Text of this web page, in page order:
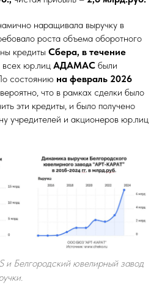
наращивала выручку в
роста объема оборотного
кредиты Сбера, в течение
юр.лиц АДАМАС были
состоянию на февраль 2026
что в рамках сделки было
эти кредиты, и было получено
учредителей и акционеров юр.лиц
и Белгородский ювелирный завод